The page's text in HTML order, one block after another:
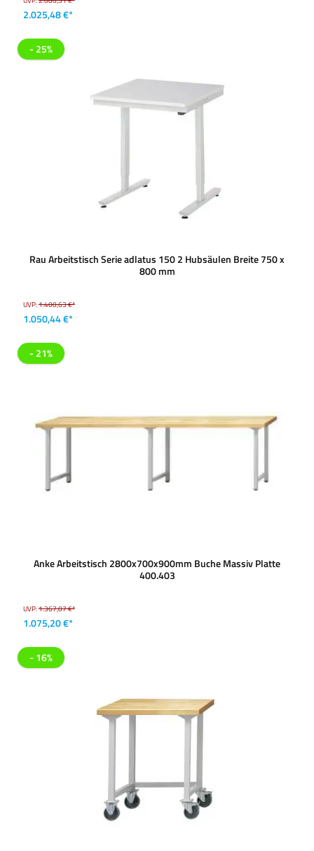
2.025,48 €*
- 25%
Rau Arbeitstisch Serie adlatus 150 2 Hubsäulen Breite 750 x
800 mm
UVP:1.400,63 €*
1.050,44 €*
- 21%
Anke Arbeitstisch 2800x700x900mm Buche Massiv Platte
400.403
UVP:1.367,07 €*
1.075,20 €*
- 16%